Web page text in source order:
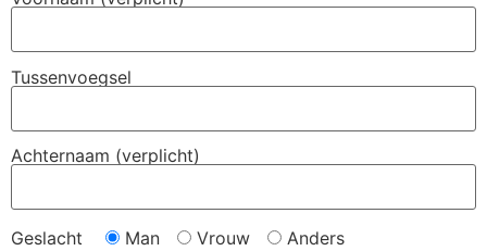
Tussenvoegsel
Achternaam (verplicht)
Geslacht Man Vrouw
Anders